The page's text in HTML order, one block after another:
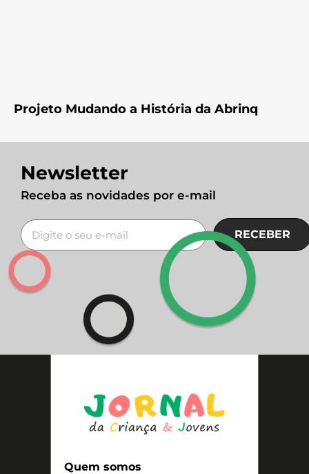
Projeto Mudando a História da Abrinq
Newsletter
Receba as novidades por e-mail
RECEBER
Quem somos